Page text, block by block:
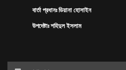
বার্তা প্রধানঃ ডিয়ানা হোসাইন
উপদেষ্টাঃ শহিদুল ইসলাম